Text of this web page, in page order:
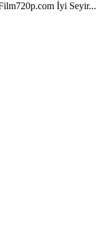
İyi Seyir...